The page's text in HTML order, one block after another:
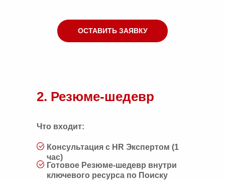
ОСТАВИТЬ ЗАЯВКУ
2. Резюме-шедевр
Что входит:
Консультация с HR Экспертом (1
час)
Готовое Резюме-шедевр внутри
ключевого ресурса по Поиску